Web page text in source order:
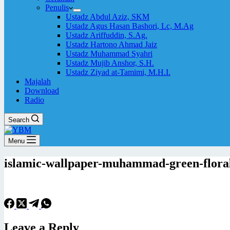
Penulis
Ustadz Abdul Aziz, SKM
Ustadz Agus Hasan Bashori, Lc, M.Ag
Ustadz Ariffuddin, S.Ag.
Ustadz Hartono Ahmad Jaiz
Ustadz Muhammad Syahri
Ustadz Mujib Anshor, S.H.
Ustadz Ziyad at-Tamimi, M.H.I.
Majalah
Download
Radio
Search
Menu
islamic-wallpaper-muhammad-green-
Leave a Reply